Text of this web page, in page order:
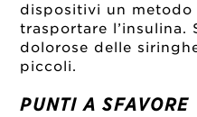
dispositivi un
trasportare l’insulina.
dolorose delle
piccoli.
PUNTI A SFAVORE